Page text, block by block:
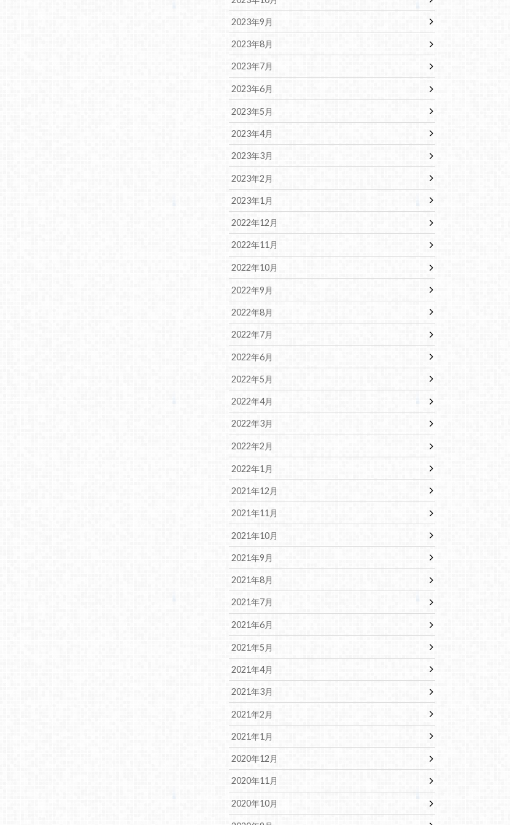
2023年9月
2023年8月
2023年7月
2023年6月
2023年5月
2023年4月
2023年3月
2023年2月
2023年1月
2022年12月
2022年11月
2022年10月
2022年9月
2022年8月
2022年7月
2022年6月
2022年5月
2022年4月
2022年3月
2022年2月
2022年1月
2021年12月
2021年11月
2021年10月
2021年9月
2021年8月
2021年7月
2021年6月
2021年5月
2021年4月
2021年3月
2021年2月
2021年1月
2020年12月
2020年11月
2020年10月